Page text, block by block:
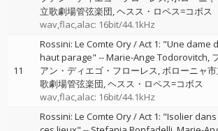
立歌劇場管弦楽団 ヘスス・ロペス=コボス
wav,flac,alac: 16bit/44.1kHz
11
Rossini: Le Comte Ory / Act 1: "Une dame
haut parage" --Marie-Ange Todorovitch
アン・ディエゴ・フローレス ボローニャ
歌劇場管弦楽団 ヘスス・ロペス=コボス
wav,flac,alac: 16bit/44.1kHz
Rossini: Le Comte Ory / Act 1: "Isolier dans